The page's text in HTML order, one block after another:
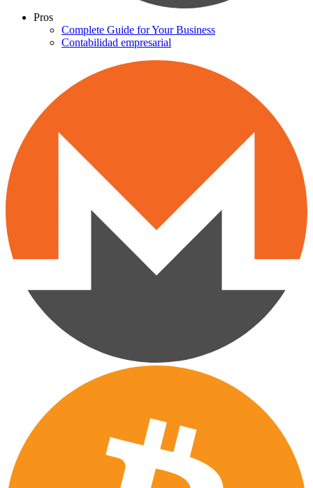
Pros
Complete Guide for Your Business
Contabilidad empresarial